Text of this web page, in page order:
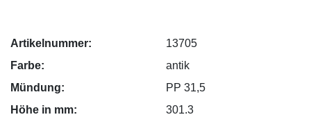
Artikelnummer:
13705
Farbe:
antik
Mündung:
PP 31,5
Höhe in mm:
301.3